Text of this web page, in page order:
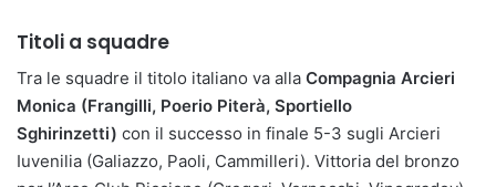
Titoli a squadre
Tra le squadre il titolo italiano va alla Compagnia Arcieri
Monica (Frangilli, Poerio Piterà, Sportiello
Sghirinzetti) con il successo in finale 5-3 sugli Arcieri
Iuvenilia (Galiazzo, Paoli, Cammilleri). Vittoria del bronzo